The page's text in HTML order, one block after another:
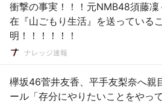
衝撃の事実！！！元NMB48須藤凜
在『山ごもり生活』を送っている
明！！！！！！
ナレッジ速報
欅坂46菅井友香、平手友梨奈へ親
ール「存分にやりたいことをやっ